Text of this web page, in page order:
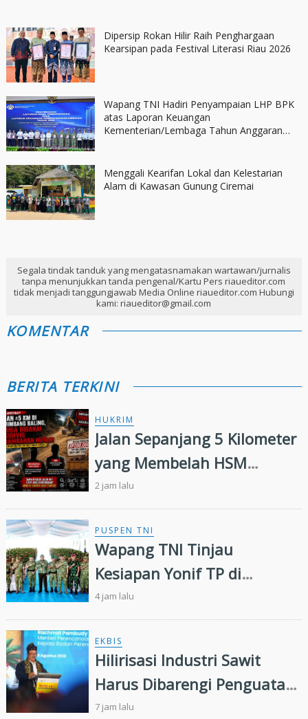
Dipersip Rokan Hilir Raih Penghargaan
Kearsipan pada Festival Literasi Riau 2026
Wapang TNI Hadiri Penyampaian LHP BPK
atas Laporan Keuangan
Kementerian/Lembaga Tahun Anggaran
Menggali Kearifan Lokal dan Kelestarian
Alam di Kawasan Gunung Ciremai
Segala tindak tanduk yang mengatasnamakan wartawan/jurnalis
tanpa menunjukkan tanda pengenal/Kartu Pers riaueditor.com
tidak menjadi tanggungjawab Media Online riaueditor.com Hubungi
kami: riaueditor@gmail.com
KOMENTAR
BERITA TERKINI
HUKRIM
Jalan Sepanjang 5 Kilometer
yang Membelah HSM
Rimbang Baling Diduga
Didanai Residivis
Perambahan Hutan
2 jam lalu
PUSPEN TNI
Wapang TNI Tinjau
Kesiapan Yonif TP di
Sumatera Utara
4 jam lalu
EKBIS
Hilirisasi Industri Sawit
Harus Dibarengi Penguatan
Ekosistem Hulu hingga Hilir
7 jam lalu